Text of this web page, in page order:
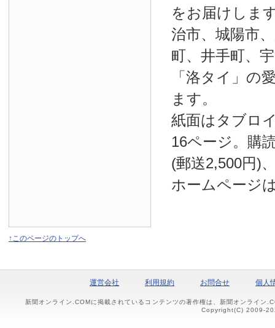
をお届けしま
治市、城陽市
町、井手町、
「洛タイ」の
ます。
紙面はタブロ
16ページ。購
(郵送2,500円)
ホームページ
↑このページのトップへ
運営会社 利用規約 お問合せ 個人
新聞オンライン.COMに掲載されているコンテンツの著作権は、新聞オンライン
Copyright(C) 2009-